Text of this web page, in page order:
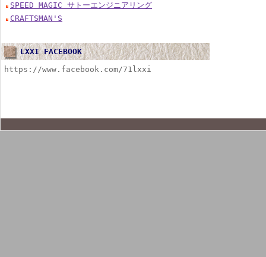
SPEED MAGIC サトーエンジニアリング
CRAFTSMAN'S
LXXI FACEBOOK
https://www.facebook.com/71lxxi